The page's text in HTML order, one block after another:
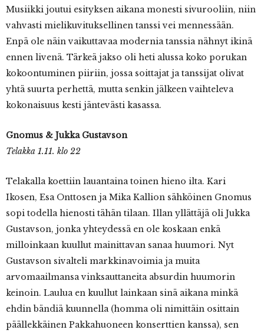
Musiikki joutui esityksen aikana monesti sivurooliin, niin
vahvasti mielikuvituksellinen tanssi vei mennessään.
Enpä ole näin vaikuttavaa modernia tanssia nähnyt ikinä
ennen livenä. Tärkeä jakso oli heti alussa koko porukan
kokoontuminen piiriin, jossa soittajat ja tanssijat olivat
yhtä suurta perhettä, mutta senkin jälkeen vaihteleva
kokonaisuus kesti jäntevästi kasassa.
Gnomus & Jukka Gustavson
Telakka 1.11. klo 22
Telakalla koettiin lauantaina toinen hieno ilta. Kari
Ikosen, Esa Onttosen ja Mika Kallion sähköinen Gnomus
sopi todella hienosti tähän tilaan. Illan yllättäjä oli Jukka
Gustavson, jonka yhteydessä en ole koskaan enkä
milloinkaan kuullut mainittavan sanaa huumori. Nyt
Gustavson sivalteli markkinavoimia ja muita
arvomaailmansa vinksauttaneita absurdin huumorin
keinoin. Laulua en kuullut lainkaan sinä aikana minkä
ehdin bändiä kuunnella (homma oli nimittäin osittain
päällekkäinen Pakkahuoneen konserttien kanssa), sen